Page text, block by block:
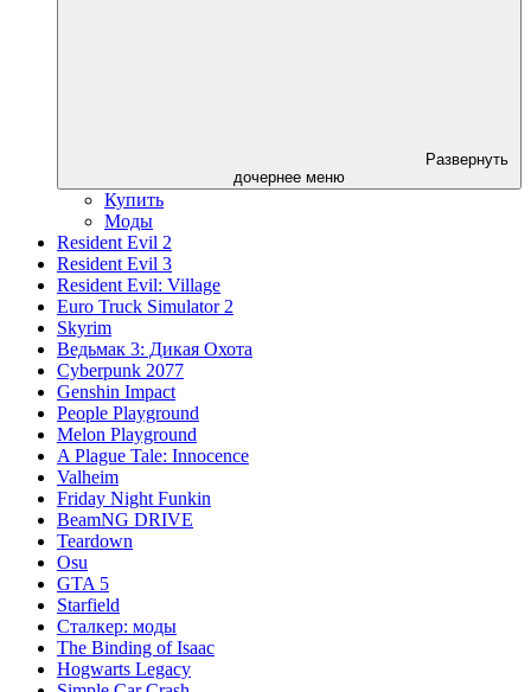
Развернуть
дочернее меню
Купить
Моды
Resident Evil 2
Resident Evil 3
Resident Evil: Village
Euro Truck Simulator 2
Skyrim
Ведьмак 3: Дикая Охота
Cyberpunk 2077
Genshin Impact
People Playground
Melon Playground
A Plague Tale: Innocence
Valheim
Friday Night Funkin
BeamNG DRIVE
Teardown
Osu
GTA 5
Starfield
Сталкер: моды
The Binding of Isaac
Hogwarts Legacy